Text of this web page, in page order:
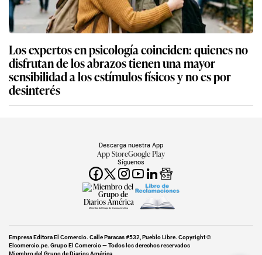
Los expertos en psicología coinciden: quienes no
disfrutan de los abrazos tienen una mayor
sensibilidad a los estímulos físicos y no es por
desinterés
Síguenos
Descarga nuestra App
App StoreGoogle Play
Miembro del Grupo de Diarios América
Empresa Editora El Comercio. Calle Paracas #532, Pueblo Libre. Copyright ©
Elcomercio.pe. Grupo El Comercio — Todos los derechos reservados
Miembro del Grupo de Diarios América